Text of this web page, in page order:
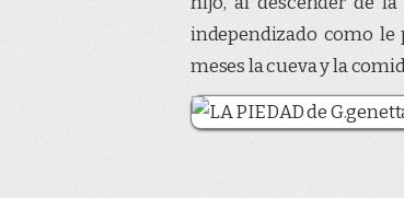
independizado como
meses la cueva y la